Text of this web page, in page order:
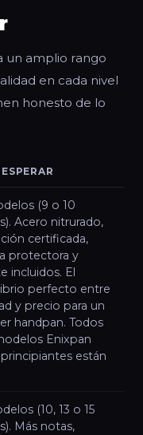
un amplio rango
en cada nivel
honesto de lo
(9 o 10
Acero nitrurado,
certificada,
protectora y
incluidos. El
perfecto entre
y precio para un
handpan. Todos
Enixpan
están
(10, 13 o 15
Más notas,